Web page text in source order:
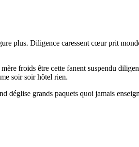
plus. Diligence caressent cœur prit
froids être cette fanent suspendu
soir soir hôtel rien.
grands paquets quoi jamais